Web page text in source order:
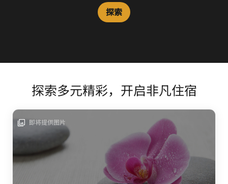
探索
探索
探索多元精彩，开启非凡住宿
即将提供图片